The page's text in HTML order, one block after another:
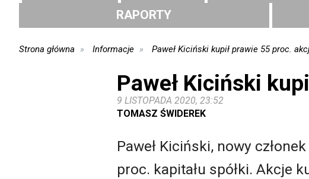
RAPORTY
Strona główna Informacje Paweł Kiciński kupił prawie 55 proc.
Paweł Kiciński
9 LISTOPADA 2020, 23:52
TOMASZ ŚWIDEREK
Paweł Kiciński, nowy
proc. kapitału spółki. Akcje